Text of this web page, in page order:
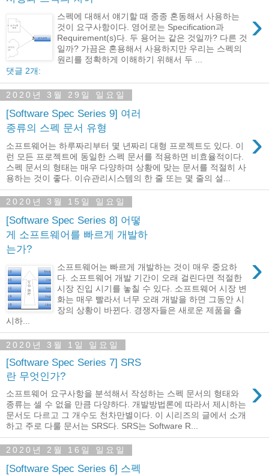
›
스펙에 대해서 얘기할 때 종종 혼동해서 사용하는
것이 요구사항이다. 영어로는 Specification과
Requirement(s)다. 두 용어는 같은 것일까? 다른 것
일까? 가끔은 혼용해서 사용하지만 우리는 스펙의
원리를 정확하게 이해하기 위해서 두 ...
댓글 2개:
2020년 3월 29일 일요일
[Software Spec Series 9] 여러
종류의 스펙 문서 유형
›
소프트웨어는 하루짜리부터 몇 년짜리 대형 프로젝트도 있다. 이
런 모든 프로젝트에 동일한 스펙 문서를 적용하면 비효율적이다.
스펙 문서의 형태는 매우 다양하며 상황에 맞는 문서를 적절히 사
용하는 것이 좋다. 이슈관리시스템의 한 줄 또는 몇 줄의 설...
2020년 3월 15일 일요일
[Software Spec Series 8] 어떻
게 소프트웨어를 빠르게 개발하
는가?
›
소프트웨어는 빠르게 개발하는 것이 매우 중요하
다. 소프트웨어 개발 기간이 오래 걸린다면 적절한
시장 진입 시기를 놓칠 수 있다. 소프트웨어 시장 변
화는 매우 빨라서 너무 오래 개발을 하면 그동안 시
장의 상황이 바뀐다. 경쟁자들은 새로운 제품을 출
시하...
2020년 3월 1일 일요일
[Software Spec Series 7] SRS
란 무엇인가?
›
소프트웨어 요구사항을 분석해서 작성하는 스펙 문서의 형태와
종류는 셀 수 없을 만큼 다양하다. 개발방법론에 따라서 제시하는
문서도 다르고 그 개수도 천차만별이다. 이 시리즈의 글에서 소개
하고 주로 다룰 문서는 SRS다. SRS는 Software R...
2020년 2월 16일 일요일
[Software Spec Series 6] 스펙